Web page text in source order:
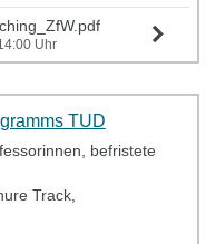
Uhr
TUD
befristete
Track,